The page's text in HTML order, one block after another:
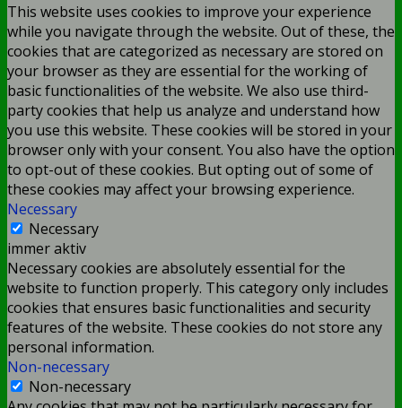
This website uses cookies to improve your experience
while you navigate through the website. Out of these, the
cookies that are categorized as necessary are stored on
your browser as they are essential for the working of
basic functionalities of the website. We also use third-
party cookies that help us analyze and understand how
you use this website. These cookies will be stored in your
browser only with your consent. You also have the option
to opt-out of these cookies. But opting out of some of
these cookies may affect your browsing experience.
Necessary
Necessary
immer aktiv
Necessary cookies are absolutely essential for the
website to function properly. This category only includes
cookies that ensures basic functionalities and security
features of the website. These cookies do not store any
personal information.
Non-necessary
Non-necessary